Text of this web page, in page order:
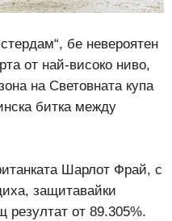
бе невероятен
от най-високо ниво,
на Световната купа
битка между
Шарлот Фрай, с
защитавайки
резултат от 89.305%.